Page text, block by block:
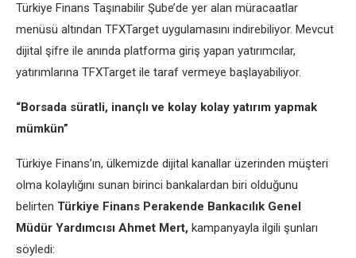
Türkiye Finans Taşınabilir Şube’de yer alan müracaatlar
menüsü altından TFXTarget uygulamasını indirebiliyor. Mevcut
dijital şifre ile anında platforma giriş yapan yatırımcılar,
yatırımlarına TFXTarget ile taraf vermeye başlayabiliyor.
“Borsada süratli, inançlı ve kolay kolay yatırım yapmak
mümkün”
Türkiye Finans’ın, ülkemizde dijital kanallar üzerinden müşteri
olma kolaylığını sunan birinci bankalardan biri olduğunu
belirten Türkiye Finans Perakende Bankacılık Genel
Müdür Yardımcısı Ahmet Mert, kampanyayla ilgili şunları
söyledi: